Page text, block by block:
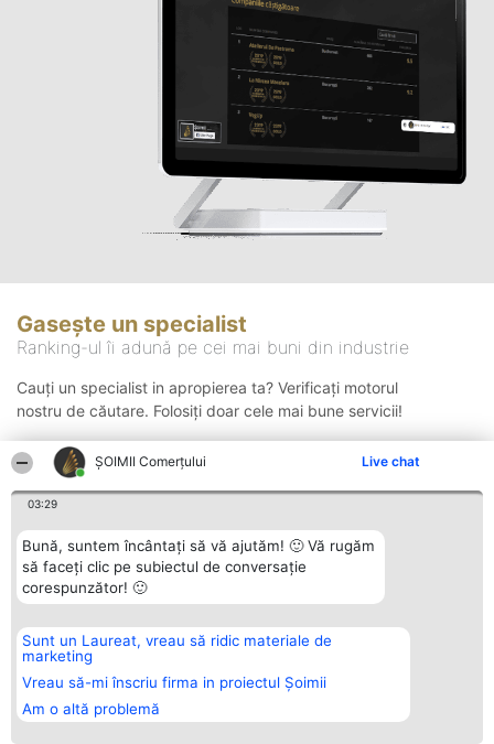
ȘOIMII Comerțului Live chat
03:29
Bună, suntem încântați să vă ajutăm! 🙂 Vă rugăm
să faceți clic pe subiectul de conversație
corespunzător! 🙂
Sunt un Laureat, vreau să ridic materiale de
marketing
Vreau să-mi înscriu firma in proiectul Șoimii
Am o altă problemă
Gasește un specialist
Ranking-ul îi adună pe cei mai buni din industrie
Cauți un specialist in apropierea ta? Verificați motorul
nostru de căutare. Folosiți doar cele mai bune servicii!
Organizator Ranking
BRIGHT SOLUTIONS BR SRL
Aleea Timisul De Sus 2 Bl. A30
Sc. A Et. 4 Ap. 13 Cod 061952
București
CUI 36737675
Plebiscyt
Lista Tuturor
Laureaților
Statut
Contact